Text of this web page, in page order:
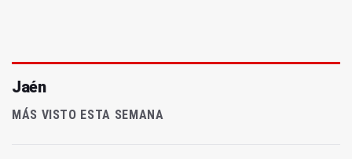
Jaén
MÁS VISTO ESTA SEMANA